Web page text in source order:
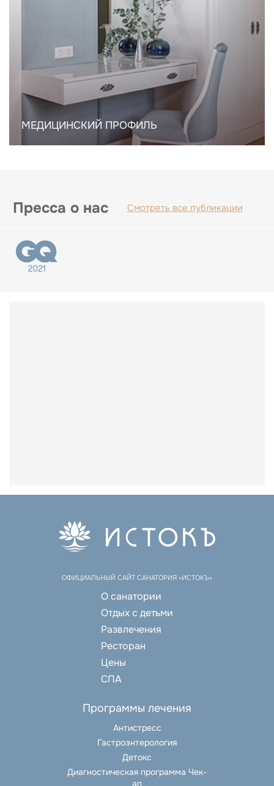
МЕДИЦИНСКИЙ ПРОФИЛЬ
Пресса о нас Смотреть все публикации
ОФИЦИАЛЬНЫЙ САЙТ САНАТОРИЯ «ИСТОКЪ»
О санатории
Отдых с детьми
Развлечения
Ресторан
Цены
СПА
Программы лечения
Антистресс
Гастроэнтерология
Детокс
Диагностическая программа Чек-
ап